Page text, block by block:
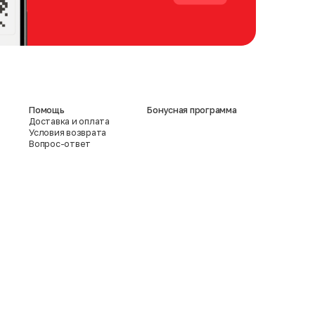
Помощь
Доставка и оплата
Условия возврата
Вопрос-ответ
Бонусная программа